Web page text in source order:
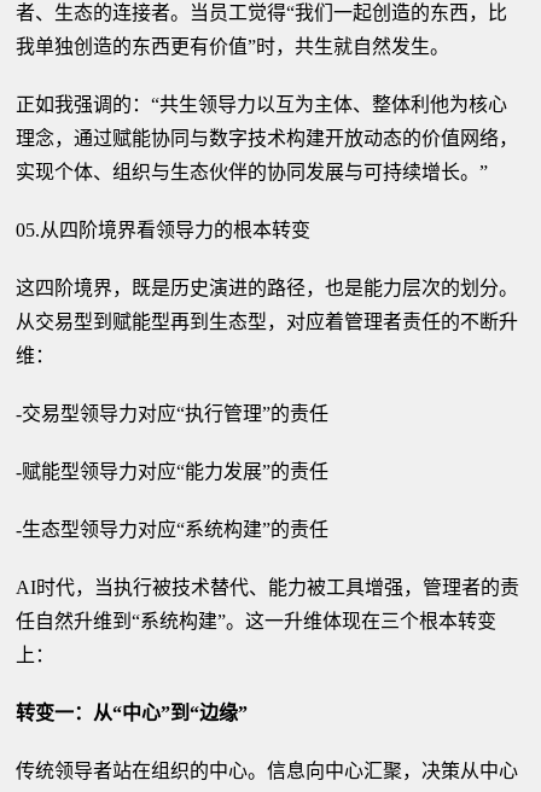
者、生态的连接者。当员工觉得“我们一起创造的东西，比
我单独创造的东西更有价值”时，共生就自然发生。
正如我强调的：“共生领导力以互为主体、整体利他为核心
理念，通过赋能协同与数字技术构建开放动态的价值网络，
实现个体、组织与生态伙伴的协同发展与可持续增长。”
05.从四阶境界看领导力的根本转变
这四阶境界，既是历史演进的路径，也是能力层次的划分。
从交易型到赋能型再到生态型，对应着管理者责任的不断升
维：
-交易型领导力对应“执行管理”的责任
-赋能型领导力对应“能力发展”的责任
-生态型领导力对应“系统构建”的责任
AI时代，当执行被技术替代、能力被工具增强，管理者的责
任自然升维到“系统构建”。这一升维体现在三个根本转变
上：
转变一：从“中心”到“边缘”
传统领导者站在组织的中心。信息向中心汇聚，决策从中心